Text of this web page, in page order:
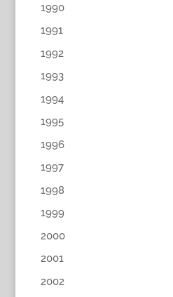
1990
1991
1992
1993
1994
1995
1996
1997
1998
1999
2000
2001
2002